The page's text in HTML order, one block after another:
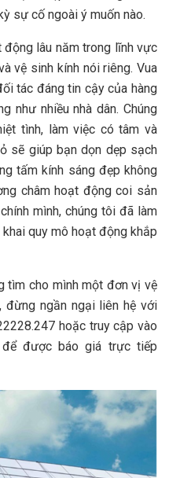
sự cố ngoài ý muốn nào.
lâu năm trong lĩnh vực
vệ sinh kính nói riêng. Vua
tác đáng tin cậy của hàng
như nhiều nhà dân. Chúng
tình, làm việc có tâm và
sẽ giúp bạn dọn dẹp sạch
tấm kính sáng đẹp không
châm hoạt động coi sản
mình, chúng tôi đã làm
quy mô hoạt động khắp
tìm cho mình một đơn vị vệ
đừng ngần ngại liên hệ với
hoặc truy cập vào
để được báo giá trực tiếp